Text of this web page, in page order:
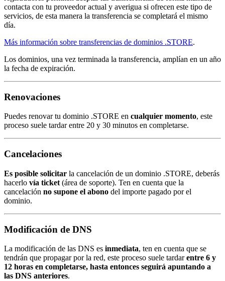
contacta con tu proveedor actual y averigua si ofrecen este tipo de
servicios, de esta manera la transferencia se completará el mismo
día.
Más información sobre transferencias de dominios .STORE.
Los dominios, una vez terminada la transferencia, amplían en un año
la fecha de expiración.
Renovaciones
Puedes renovar tu dominio .STORE en cualquier momento, este
proceso suele tardar entre 20 y 30 minutos en completarse.
Cancelaciones
Es posible solicitar la cancelación de un dominio .STORE, deberás
hacerlo vía ticket (área de soporte). Ten en cuenta que la
cancelación no supone el abono del importe pagado por el
dominio.
Modificación de DNS
La modificación de las DNS es inmediata, ten en cuenta que se
tendrán que propagar por la red, este proceso suele tardarentre 6 y
12 horas en completarse, hasta entonces seguirá apuntando a
las DNS anteriores.